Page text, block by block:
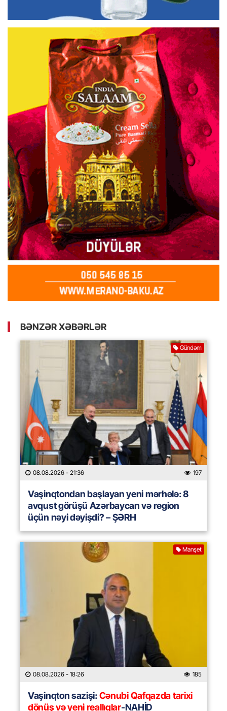
BƏNZƏR XƏBƏRLƏR
Gündəm
08.08.2026 - 21:36 197
Vaşinqtondan başlayan yeni mərhələ: 8
avqust görüşü Azərbaycan və region
üçün nəyi dəyişdi? – ŞƏRH
Manşet
08.08.2026 - 18:26 185
Vaşinqton sazişi:Cənubi Qafqazda tarixi
dönüş və yeni reallıqlar-NAHİD